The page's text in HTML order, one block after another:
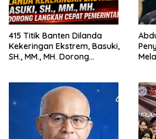
415 Titik Banten Dilanda
Kekeringan Ekstrem, Basuki,
SH., MM., MH. Dorong
Abdul